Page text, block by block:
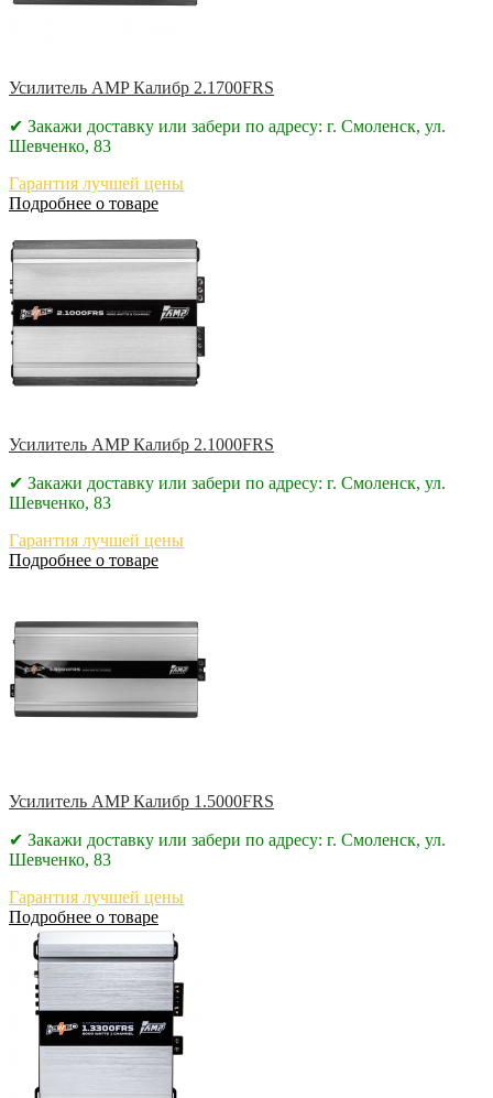
Усилитель AMP Калибр 2.1700FRS
✔ Закажи доставку или забери по адресу: г. Смоленск, ул.
Шевченко, 83
Гарантия лучшей цены
Подробнее о товаре
Усилитель AMP Калибр 2.1000FRS
✔ Закажи доставку или забери по адресу: г. Смоленск, ул.
Шевченко, 83
Гарантия лучшей цены
Подробнее о товаре
Усилитель AMP Калибр 1.5000FRS
✔ Закажи доставку или забери по адресу: г. Смоленск, ул.
Шевченко, 83
Гарантия лучшей цены
Подробнее о товаре